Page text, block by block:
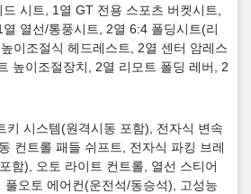
시트, 1열 GT 전용 스포츠 버켓시트,
열선/통풍시트, 2열 6:4 폴딩시트(리
이조절식 헤드레스트, 2열 센터 암레스
높이조절장치, 2열 리모트 폴딩 레버, 2
키 시스템(원격시동 포함), 전자식 변속
컨트롤 패들 쉬프트, 전자식 파킹 브레
함), 오토 라이트 컨트롤, 열선 스티어
풀오토 에어컨(운전석/동승석), 고성능